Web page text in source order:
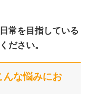
常を目指している
ださい。
んな悩みにお